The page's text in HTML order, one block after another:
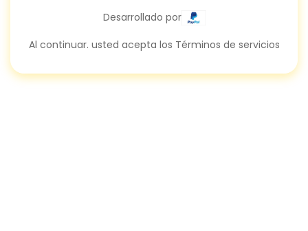
Desarrollado por
Al continuar. usted acepta los Términos de servicios